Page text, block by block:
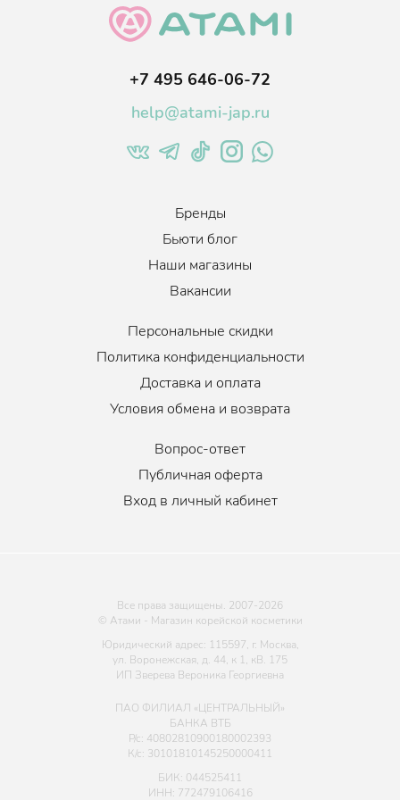
негативного воздействия на руки.
+7 495 646-06-72
help@atami-jap.ru
Бренды
Бьюти блог
Наши магазины
Вакансии
Персональные скидки
Политика конфиденциальности
Доставка и оплата
Условия обмена и возврата
Вопрос-ответ
Публичная оферта
Вход в личный кабинет
Все права защищены. 2007-2026
© Атами - Магазин корейской косметики
Юридический адрес: 115597, г. Москва,
ул. Воронежская, д. 44, к 1, кВ. 175
ИП Зверева Вероника Георгиевна
ПАО ФИЛИАЛ «ЦЕНТРАЛЬНЫЙ»
БАНКА ВТБ
Р/с: 40802810900180002393
К/с: 30101810145250000411
БИК: 044525411
ИНН: 772479106416